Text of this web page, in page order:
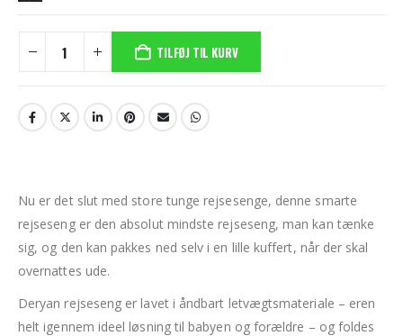
TILFØJ TIL KURV
Nu er det slut med store tunge rejsesenge, denne smarte
rejseseng er den absolut mindste rejseseng, man kan tænke
sig, og den kan pakkes ned selv i en lille kuffert, når der skal
overnattes ude.
Deryan rejseseng er lavet i åndbart letvægtsmateriale – eren
helt igennem ideel løsning til babyen og forældre – og foldes